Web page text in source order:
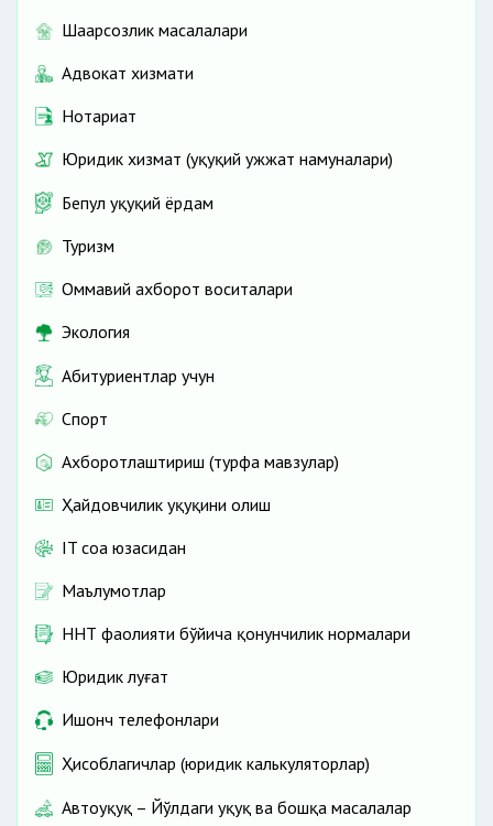
Шаҳарсозлик масалалари
Адвокат хизмати
Нотариат
Юридик хизмат (ҳуқуқий ҳужжат намуналари)
Бепул ҳуқуқий ёрдам
Туризм
Оммавий ахборот воситалари
Экология
Абитуриентлар учун
Спорт
Ахборотлаштириш (турфа мавзулар)
Ҳайдовчилик ҳуқуқини олиш
IT соҳа юзасидан
Маълумотлар
ННТ фаолияти бўйича қонунчилик нормалари
Юридик луғат
Ишонч телефонлари
Ҳисоблагичлар (юридик калькуляторлар)
Автоҳуқуқ – Йўлдаги ҳуқуқ ва бошқа масалалар